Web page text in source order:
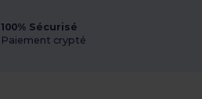
100% Sécurisé
Paiement crypté